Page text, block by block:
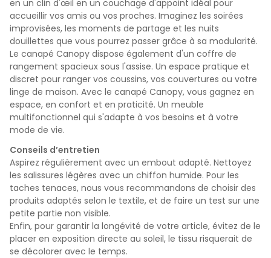
en un clin d'œil en un couchage d'appoint idéal pour
accueillir vos amis ou vos proches. Imaginez les soirées
improvisées, les moments de partage et les nuits
douillettes que vous pourrez passer grâce à sa modularité.
Le canapé Canopy dispose également d'un coffre de
rangement spacieux sous l'assise. Un espace pratique et
discret pour ranger vos coussins, vos couvertures ou votre
linge de maison. Avec le canapé Canopy, vous gagnez en
espace, en confort et en praticité. Un meuble
multifonctionnel qui s'adapte à vos besoins et à votre
mode de vie.
Conseils d’entretien
Aspirez régulièrement avec un embout adapté. Nettoyez
les salissures légères avec un chiffon humide. Pour les
taches tenaces, nous vous recommandons de choisir des
produits adaptés selon le textile, et de faire un test sur une
petite partie non visible.
Enfin, pour garantir la longévité de votre article, évitez de le
placer en exposition directe au soleil, le tissu risquerait de
se décolorer avec le temps.